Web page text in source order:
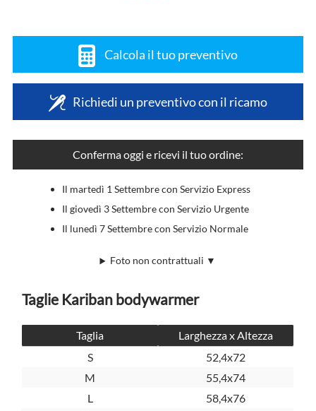
Calcola il tuo preventivo
Richiedi un preventivo con il ricamo
Conferma oggi e ricevi il tuo ordine:
Il martedì 1 Settembre con Servizio Express
Il giovedì 3 Settembre con Servizio Urgente
Il lunedì 7 Settembre con Servizio Normale
Foto non contrattuali ▼
Taglie Kariban bodywarmer
Taglia
Larghezza x Altezza
S
52,4x72
M
55,4x74
L
58,4x76